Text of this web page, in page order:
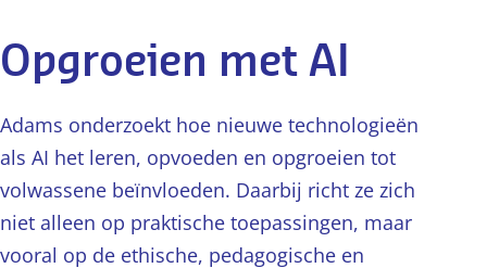
Opgroeien met AI
Adams onderzoekt hoe nieuwe technologieën
als AI het leren, opvoeden en opgroeien tot
volwassene beïnvloeden. Daarbij richt ze zich
niet alleen op praktische toepassingen, maar
vooral op de ethische, pedagogische en